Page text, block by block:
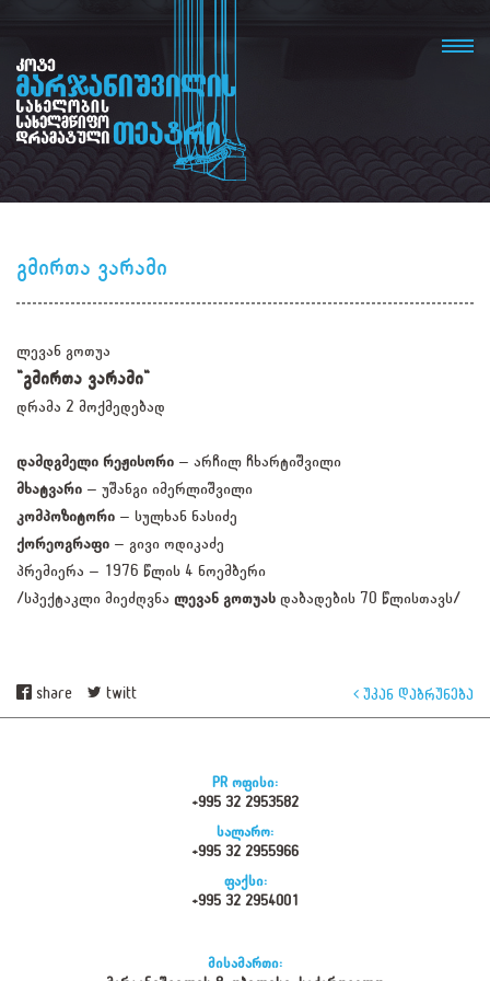
გმირთა ვარამი
ლევან გოთუა
"გმირთა ვარამი"
დრამა 2 მოქმედებად
დამდგმელი რეჟისორი – არჩილ ჩხარტიშვილი
მხატვარი – უშანგი იმერლიშვილი
კომპოზიტორი – სულხან ნასიძე
ქორეოგრაფი – გივი ოდიკაძე
პრემიერა – 1976 წლის 4 ნოემბერი
/სპექტაკლი მიეძღვნა ლევან გოთუას დაბადების 70 წლისთავს/
share twitt უკან დაბრუნება
PR ოფისი:
+995 32 2953582
სალარო:
+995 32 2955966
ფაქსი:
+995 32 2954001
მისამართი: